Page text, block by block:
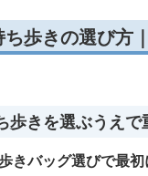
歩きの選び方
歩きを選ぶうえで
きバッグ選びで最